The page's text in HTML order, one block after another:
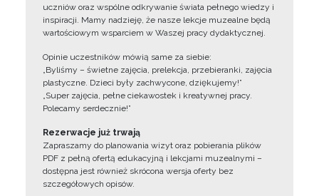
uczniów oraz wspólne odkrywanie świata pełnego wiedzy i
inspiracji. Mamy nadzieję, że nasze lekcje muzealne będą
wartościowym wsparciem w Waszej pracy dydaktycznej.
Opinie uczestników mówią same za siebie:
„Byliśmy – świetne zajęcia, prelekcja, przebieranki, zajęcia
plastyczne. Dzieci były zachwycone, dziękujemy!”
„Super zajęcia, pełne ciekawostek i kreatywnej pracy.
Polecamy serdecznie!”
Rezerwacje już trwają
Zapraszamy do planowania wizyt oraz pobierania plików
PDF z pełną ofertą edukacyjną i lekcjami muzealnymi –
dostępna jest również skrócona wersja oferty bez
szczegółowych opisów.